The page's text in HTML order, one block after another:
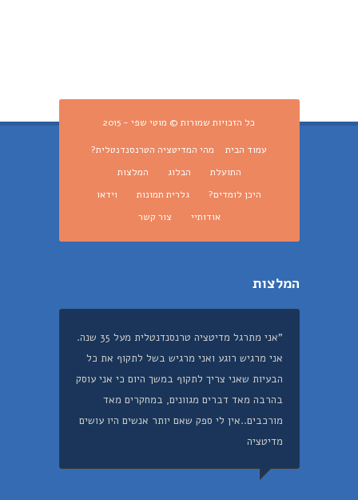
כל הזכויות שמורות © מוטי שפי - 2015
עמוד הבית
מהי המדיטציה הטרנסנדנטלית?
התועלת
הבלוג
המלצות
היכן לומדים?
גלרית תמונות
וידאו
אודותיי
צור קשר
המלצות
"אני מתרגל מדיטציה טרנסנדנטלית מעל 35 שנה.
אני מרגיש רוגע ואני מרגיש בשל לתקוף את כל
הבעיות שאני צריך לתקוף במשך היום כי אני עוסק
בהרבה מאד דברים מגוונים, במחקרים מאד
מורכבים..אין לי ספק שאם יותר אנשים היו עושים
מדיטציה